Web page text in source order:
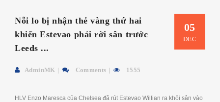
05
DEC
Nỗi lo bị nhận thẻ vàng thứ hai
khiến Estevao phải rời sân trước
Leeds ...
AdminMK Comments 1555
HLV Enzo Maresca của Chelsea đã rút Estevao Willian ra khỏi sân vào